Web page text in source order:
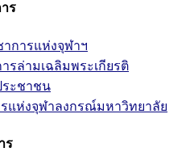
ร
การแห่งจุฬาฯ
รล่ามเฉลิมพระเกียรติ
ระชาชน
แห่งจุฬาลงกรณ์มหาวิทยาลัย
ร